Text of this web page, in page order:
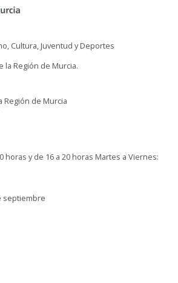
Cultura, Juventud y Deportes
la Región de Murcia.
Región de Murcia
horas y de 16 a 20 horas Martes a Viernes:
septiembre